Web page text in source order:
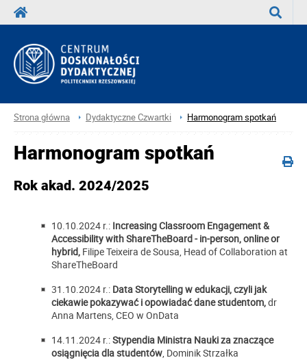
Strona główna Dydaktyczne Czwartki Harmonogram spotkań
Harmonogram spotkań
Rok akad. 2024/2025
10.10.2024 r.: Increasing Classroom Engagement &
Accessibility with ShareTheBoard - in-person, online or
hybrid, Filipe Teixeira de Sousa, Head of Collaboration at
ShareTheBoard
31.10.2024 r.: Data Storytelling w edukacji, czyli jak
ciekawie pokazywać i opowiadać dane studentom,dr
Anna Martens, CEO w OnData
14.11.2024 r.:Stypendia Ministra Nauki za znaczące
osiągnięcia dla studentów , Dominik Strzałka